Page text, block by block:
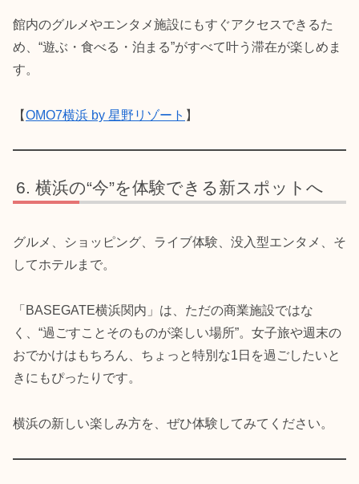
館内のグルメやエンタメ施設にもすぐアクセスできるた
め、“遊ぶ・食べる・泊まる”がすべて叶う滞在が楽しめま
す。
【OMO7横浜 by 星野リゾート 】
横浜の“今”を体験できる新スポットへ
グルメ、ショッピング、ライブ体験、没入型エンタメ、そ
してホテルまで。
「BASEGATE横浜関内」は、ただの商業施設ではな
く、“過ごすことそのものが楽しい場所”。女子旅や週末の
おでかけはもちろん、ちょっと特別な1日を過ごしたいと
きにもぴったりです。
横浜の新しい楽しみ方を、ぜひ体験してみてください。